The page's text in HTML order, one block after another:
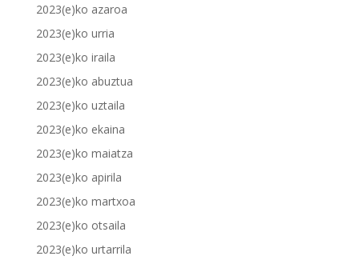
2023(e)ko azaroa
2023(e)ko urria
2023(e)ko iraila
2023(e)ko abuztua
2023(e)ko uztaila
2023(e)ko ekaina
2023(e)ko maiatza
2023(e)ko apirila
2023(e)ko martxoa
2023(e)ko otsaila
2023(e)ko urtarrila